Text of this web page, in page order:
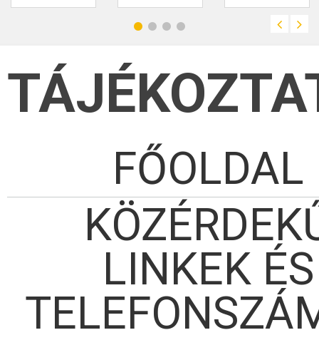
csoportszobákban
a rájuk bízott
gyerekekkel, akik
nem csak
községünkből, de a
szomszédos
falvakból is jönnek
FŐOLDAL
LINKEK ÉS